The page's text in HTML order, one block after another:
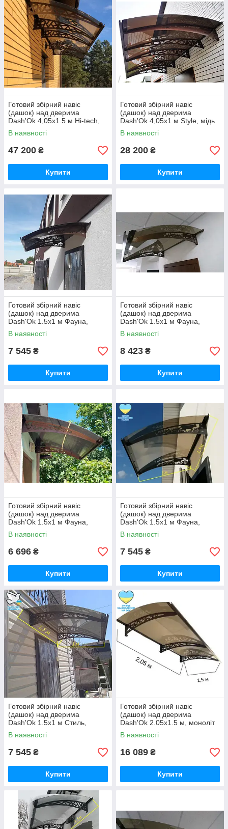
Готовий збірний навіс
(дашок) над дверима
Dash'Ok 4,05x1.5 м Hi-tech,
мідь антик, моноліт 3 мм,
бронзовий
В наявності
47 200 ₴
Купити
Готовий збірний навіс
(дашок) над дверима
Dash'Ok 4,05x1 м Style, мідь
антик, моноліт 3 мм,
бронзовий
В наявності
28 200 ₴
Купити
Готовий збірний навіс
(дашок) над дверима
Dash'Ok 1.5x1 м Фауна,
мідний кронштейн
монолітний полікарбонат 4
В наявності
7 545 ₴
Купити
Готовий збірний навіс
(дашок) над дверима
Dash'Ok 1.5x1 м Фауна,
мідний кронштейн
монолітний полікарбонат 4
В наявності
8 423 ₴
Купити
Готовий збірний навіс
(дашок) над дверима
Dash'Ok 1.5x1 м Фауна,
мідний кронштейн сотовий
полікарбонат 6 мм, Бронза
В наявності
6 696 ₴
Купити
Готовий збірний навіс
(дашок) над дверима
Dash'Ok 1.5x1 м Фауна,
мідний кронштейн
В наявності
7 545 ₴
Купити
Готовий збірний навіс
(дашок) над дверима
Dash'Ok 1.5x1 м Стиль,
моноліт 3 мм, прозорий
В наявності
7 545 ₴
Купити
Готовий збірний навіс
(дашок) над дверима
Dash'Ok 2.05x1.5 м, моноліт
3 мм, прозорий
В наявності
16 089 ₴
Купити